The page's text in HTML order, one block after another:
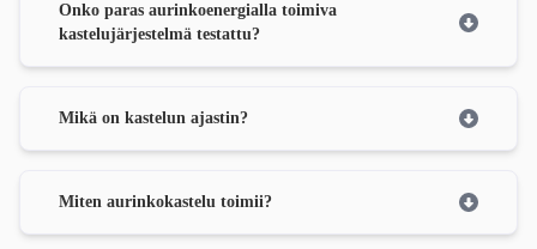
Onko paras aurinkoenergialla toimiva
kastelujärjestelmä testattu?
Mikä on kastelun ajastin?
Miten aurinkokastelu toimii?